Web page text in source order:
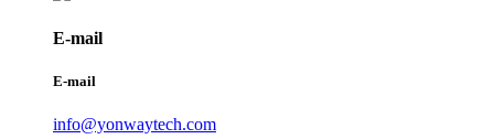
E-mail
E-mail
info@yonwaytech.com